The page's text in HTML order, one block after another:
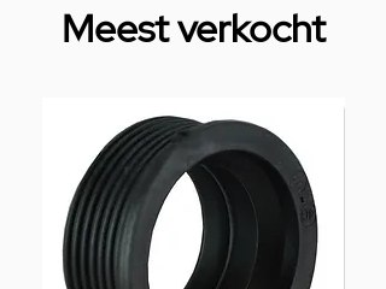
Meest verkocht